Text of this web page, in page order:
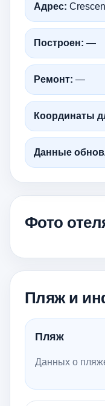
Адрес:
Построен: —
Ремонт: —
Координаты
Данные
Фото
Пляж и
Пляж
Данных о